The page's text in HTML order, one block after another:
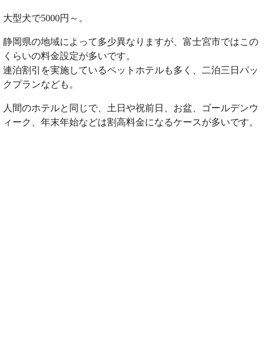
大型犬で5000円～。
静岡県の地域によって多少異なりますが、富士宮市ではこの
くらいの料金設定が多いです。
連泊割引を実施しているペットホテルも多く、二泊三日パッ
クプランなども。
人間のホテルと同じで、土日や祝前日、お盆、ゴールデンウ
ィーク、年末年始などは割高料金になるケースが多いです。